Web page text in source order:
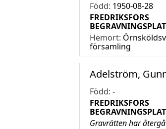
Född: 1950-08-28
FREDRIKSFORS
Hemort:
församling
Adelström,
Född: -
FREDRIKSFORS
Gravrätten har